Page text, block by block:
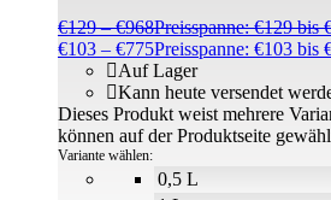
€129 –€968Preisspanne: €129 bis
€103 – €775Preisspanne: €103 bis
0,5 L
Auf Lager
Kann heute versendet
Variante wählen:
Dieses Produkt weist mehrere
können auf der Produktseite